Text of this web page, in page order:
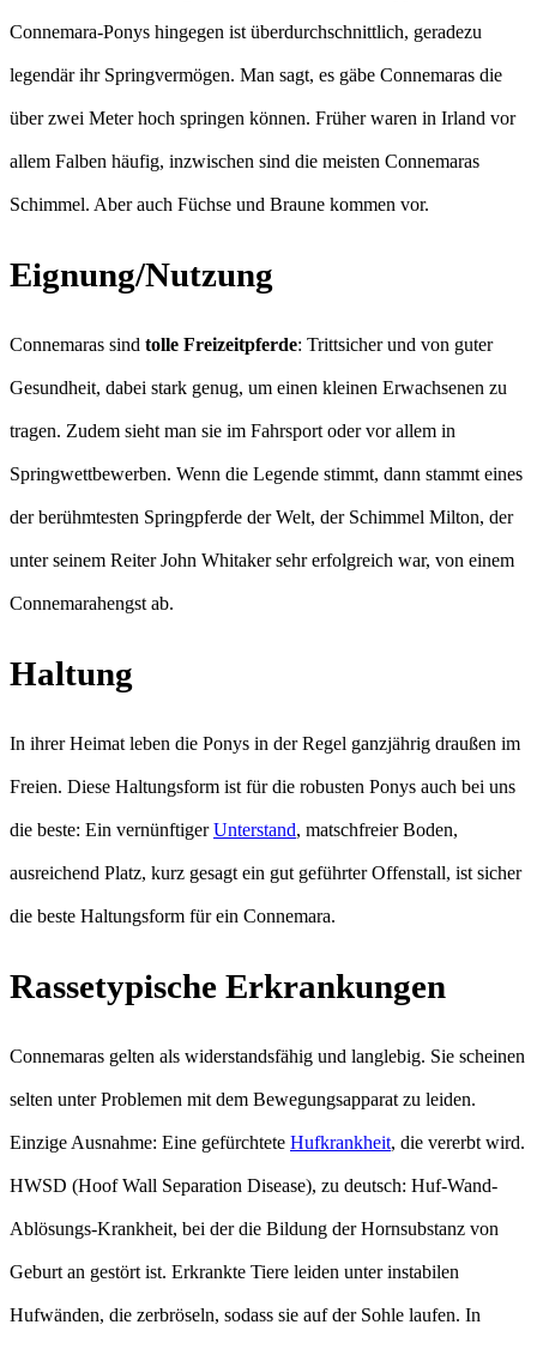
Connemara-Ponys hingegen ist überdurchschnittlich, geradezu
legendär ihr Springvermögen. Man sagt, es gäbe Connemaras die
über zwei Meter hoch springen können. Früher waren in Irland vor
allem Falben häufig, inzwischen sind die meisten Connemaras
Schimmel. Aber auch Füchse und Braune kommen vor.
Eignung/Nutzung
Connemaras sind tolle Freizeitpferde: Trittsicher und von guter
Gesundheit, dabei stark genug, um einen kleinen Erwachsenen zu
tragen. Zudem sieht man sie im Fahrsport oder vor allem in
Springwettbewerben. Wenn die Legende stimmt, dann stammt eines
der berühmtesten Springpferde der Welt, der Schimmel Milton, der
unter seinem Reiter John Whitaker sehr erfolgreich war, von einem
Connemarahengst ab.
Haltung
In ihrer Heimat leben die Ponys in der Regel ganzjährig draußen im
Freien. Diese Haltungsform ist für die robusten Ponys auch bei uns
die beste: Ein vernünftigerUnterstand, matschfreier Boden,
ausreichend Platz, kurz gesagt ein gut geführter Offenstall, ist sicher
die beste Haltungsform für ein Connemara.
Rassetypische Erkrankungen
Connemaras gelten als widerstandsfähig und langlebig. Sie scheinen
selten unter Problemen mit dem Bewegungsapparat zu leiden.
Einzige Ausnahme: Eine gefürchtete Hufkrankheit, die vererbt wird.
HWSD (Hoof Wall Separation Disease), zu deutsch: Huf-Wand-
Ablösungs-Krankheit, bei der die Bildung der Hornsubstanz von
Geburt an gestört ist. Erkrankte Tiere leiden unter instabilen
Hufwänden, die zerbröseln, sodass sie auf der Sohle laufen. In